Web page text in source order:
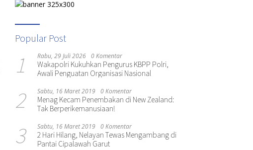
Popular Post
1 Rabu, 29 Juli 2026 0 Komentar
Wakapolri Kukuhkan Pengurus KBPP Polri,
Awali Penguatan Organisasi Nasional
2 Sabtu, 16 Maret 2019 0 Komentar
Menag Kecam Penembakan di New Zealand:
Tak Berperikemanusiaan!
3 Sabtu, 16 Maret 2019 0 Komentar
2 Hari Hilang, Nelayan Tewas Mengambang di
Pantai Cipalawah Garut